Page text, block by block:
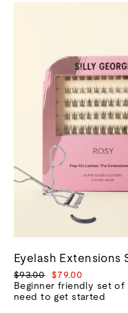
Eyelash Extensions
Prix
normal
$93.00
Prix
de
vente
$79.00
Beginner friendly set of
need to get started